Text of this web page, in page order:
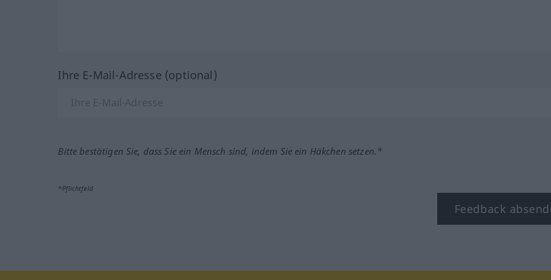
Ihre E-Mail-Adresse (optional)
Bitte bestätigen Sie, dass Sie ein Mensch sind, indem Sie ein Häkchen setzen.*
*Pflichtfeld
Feedback